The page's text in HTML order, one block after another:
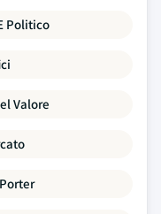
Politico
Valore